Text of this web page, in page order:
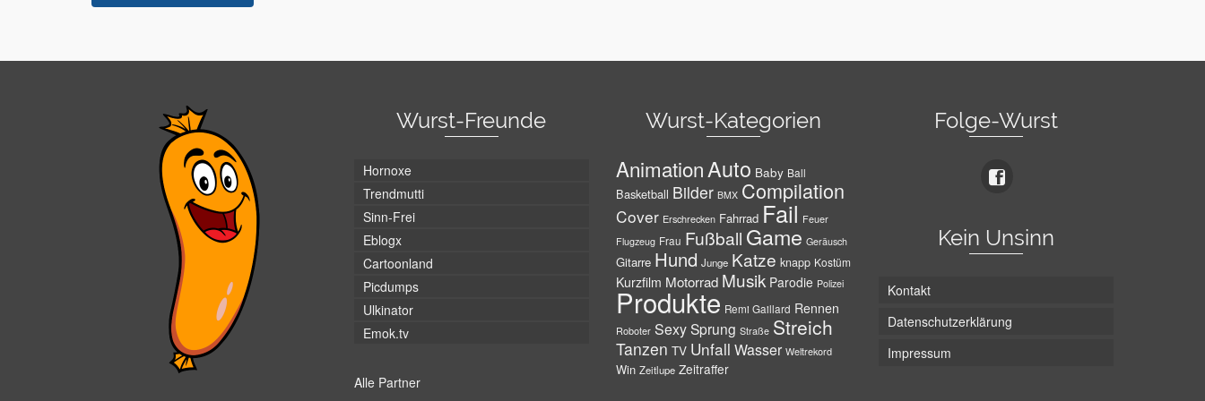
Wurst-Freunde
Hornoxe
Trendmutti
Sinn-Frei
Eblogx
Cartoonland
Picdumps
Ulkinator
Emok.tv
Alle Partner
Wurst-Kategorien
AnimationAuto Baby Ball
Basketball Bilder BMX Compilation
Cover Erschrecken Fahrrad Fail Feuer
Flugzeug Frau Fußball Game Geräusch
Gitarre Hund Junge Katze knapp Kostüm
Kurzfilm Motorrad Musik Parodie Polizei
Produkte Remi Gaillard Rennen
Roboter SexySprung Straße Streich
Tanzen TV Unfall Wasser Weltrekord
Win Zeitlupe Zeitraffer
Folge-Wurst
Kein Unsinn
Kontakt
Datenschutzerklärung
Impressum